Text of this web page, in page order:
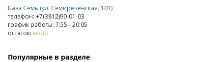
База Семь (ул. Семиреченская, 101)
телефон: +7(3812)90-01-03
график работы: 7:55 - 20:05
остаток: мало
Популярные в разделе